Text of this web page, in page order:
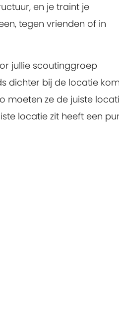
en je traint je
tegen vrienden of in
jullie scoutinggroep
dichter bij de locatie
moeten ze de juiste
locatie zit heeft een